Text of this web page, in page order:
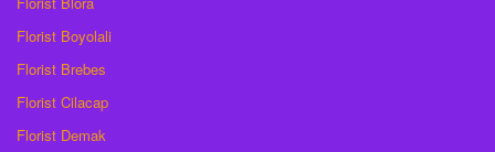
Florist Boyolali
Florist Brebes
Florist Cilacap
Florist Demak